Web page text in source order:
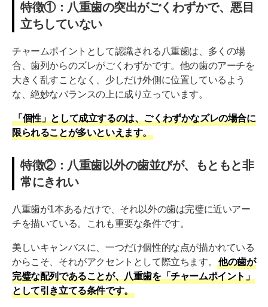
特徴①：八重歯の突出がごくわずかで、悪目
立ちしていない
チャームポイントとして認識される八重歯は、多くの場
合、歯列からのズレがごくわずかです。他の歯のアーチを
大きく乱すことなく、少しだけ外側に位置しているよう
な、絶妙なバランスの上に成り立っています。
「個性」として成立するのは、ごくわずかなズレの場合に
限られることが多いといえます。
特徴②：八重歯以外の歯並びが、もともと非
常にきれい
八重歯が1本あるだけで、それ以外の歯は完璧に近いアー
チを描いている。これも重要な条件です。
美しいキャンバスに、一つだけ個性的な点が描かれている
からこそ、それがアクセントとして際立ちます。他の歯が
完璧な配列であることが、八重歯を「チャームポイント」
として引き立てる条件です。